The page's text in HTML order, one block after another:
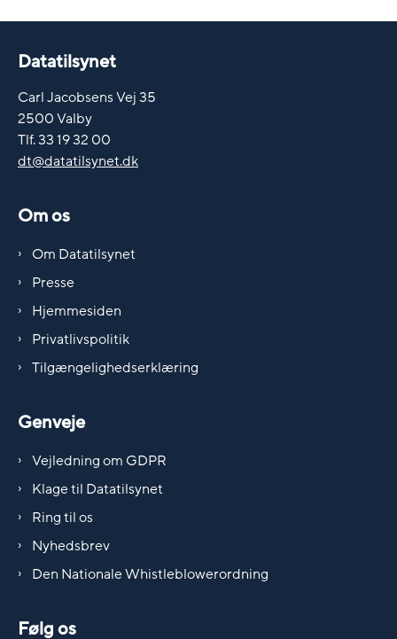
Datatilsynet
Carl Jacobsens Vej 35
2500 Valby
Tlf. 33 19 32 00
dt@datatilsynet.dk
Om os
Om Datatilsynet
Presse
Hjemmesiden
Privatlivspolitik
Tilgængelighedserklæring
Genveje
Vejledning om GDPR
Klage til Datatilsynet
Ring til os
Nyhedsbrev
Den Nationale Whistleblowerordning
Følg os